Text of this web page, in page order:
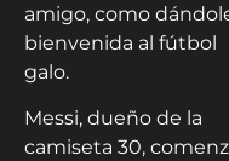
amigo, como
bienvenida al fútbol
galo.
Messi, dueño de la
camiseta 30,